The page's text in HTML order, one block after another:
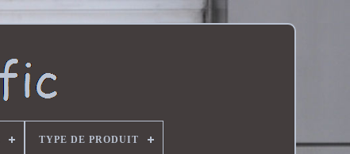
TYPE DE PRODUIT